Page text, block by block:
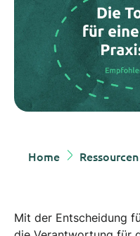
Home Ressourcen
Mit der Entscheidung